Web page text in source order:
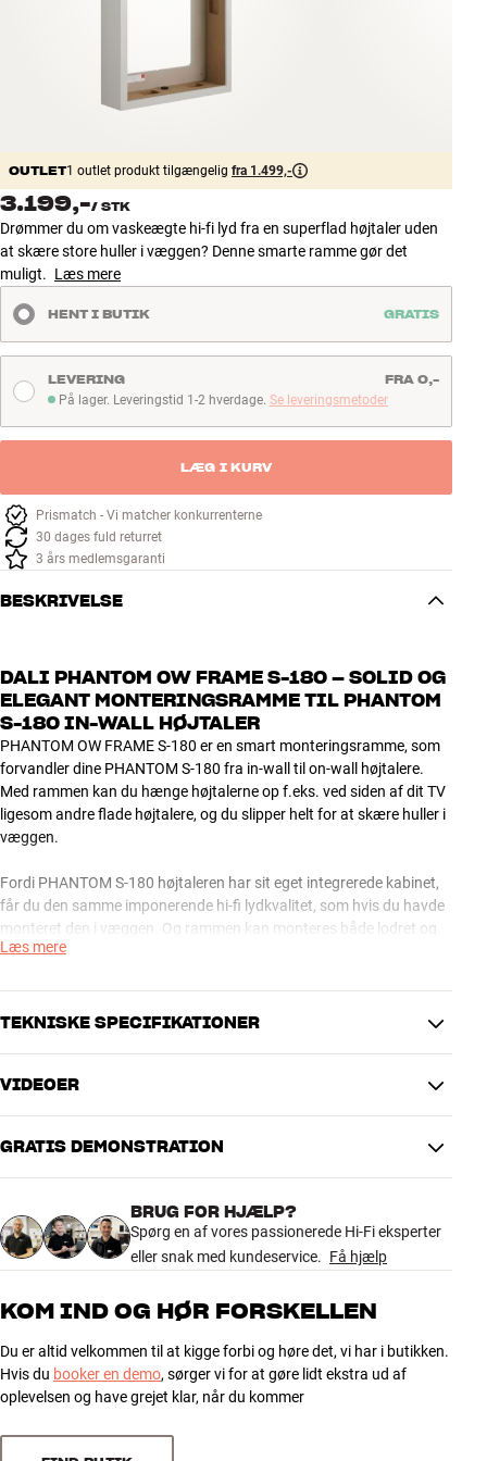
INSPIRATION
NYHEDER
TILBUD
Kundeservice
Log ind
Byg med Lyd
OUTLET1 outlet produkt tilgængelig fra 1.499,-
3.199,-/ STK
Drømmer du om vaskeægte hi-fi lyd fra en superflad højtaler uden
at skære store huller i væggen? Denne smarte ramme gør det
muligt. Læs mere
HENT I BUTIK GRATIS
På lager. Leveringstid 1-2 hverdage
På lager. Leveringstid 1-2 hverdage. Se leveringsmetoder
LEVERING FRA 0,-
LÆG I KURV
Prismatch - Vi matcher konkurrenterne
30 dages fuld returret
3 års medlemsgaranti
BESKRIVELSE
DALI PHANTOM OW FRAME S-180 – SOLID OG
ELEGANT MONTERINGSRAMME TIL PHANTOM
S-180 IN-WALL HØJTALER
PHANTOM OW FRAME S-180 er en smart monteringsramme, som
forvandler dine PHANTOM S-180 fra in-wall til on-wall højtalere.
Med rammen kan du hænge højtalerne op f.eks. ved siden af dit TV
ligesom andre flade højtalere, og du slipper helt for at skære huller i
væggen.
Fordi PHANTOM S-180 højtaleren har sit eget integrerede kabinet,
får du den samme imponerende hi-fi lydkvalitet, som hvis du havde
monteret den i væggen. Og rammen kan monteres både lodret og
vandret, inklusive kabelgennemgang på alle fire sider. Det giver dig
centerkanal under TV eller lærred.
Mere fra DALI
Læs mere
TEKNISKE SPECIFIKATIONER
DIMENSIONER OG DESIGN
Model / Variant
Vægt (kg)
9
Mål (emballage)
62 x 19,5 x 105,5 cm (bredde x
højde x dybde)
GENERELLE EGENSKABER
Materiale: MDF-plade
Mål: 47,0 x 91,5 x 12,2 cm (BxHxD)
Vægt: 8,0 kg
Farve: Hvid mat (RAL 9016)
VIDEOER
GRATIS DEMONSTRATION
BRUG FOR HJÆLP?
Spørg en af vores passionerede Hi-Fi eksperter
eller snak med kundeservice. Få hjælp
KOM IND OG HØR FORSKELLEN
Du er altid velkommen til at kigge forbi og høre det, vi har i butikken.
Hvis du booker en demo, sørger vi for at gøre lidt ekstra ud af
oplevelsen og have grejet klar, når du kommer